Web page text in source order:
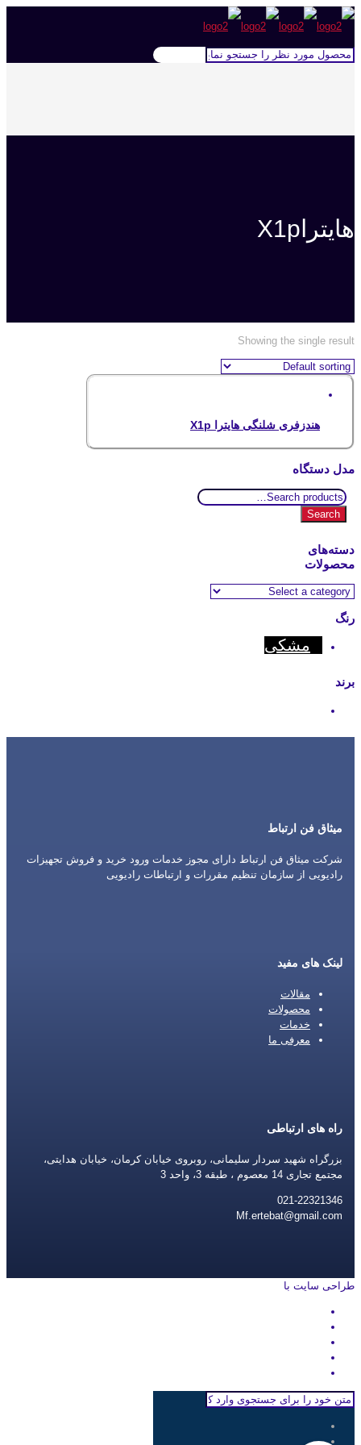
هایتراX1p
Showing the single result
هندزفری شلنگی هایترا X1p
مدل دستگاه
Search
for:
Search
دسته‌های
محصولات
رنگ
مشکی
برند
میثاق فن ارتباط
شرکت میثاق فن ارتباط دارای مجوز خدمات ورود خرید و فروش تجهیزات
رادیویی از سازمان تنظیم مقررات و ارتباطات رادیویی
لینک های مفید
مقالات
محصولات
خدمات
معرفی ما
راه های ارتباطی
بزرگراه شهید سردار سلیمانی، روبروی خیابان کرمان، خیابان هدایتی،
مجتمع تجاری 14 معصوم ، طبقه 3، واحد 3
021-22321346
Mf.ertebat@gmail.com
طراحی سایت با